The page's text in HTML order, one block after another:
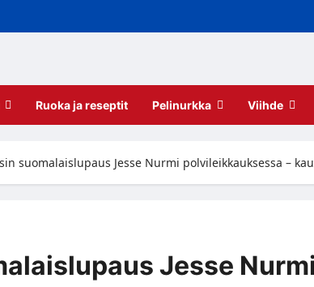
Ruoka ja reseptit Pelinurkka Viihde
suomalaislupaus Jesse Nurmi polvileikkauksessa –
Jesse Nurmi